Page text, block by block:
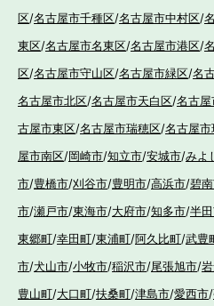
区/名古屋市千種区/名古屋市中村区/
東区/名古屋市名東区/名古屋市港区/
区/名古屋市守山区/名古屋市緑区/名
名古屋市北区/名古屋市天白区/名古
古屋市東区/名古屋市瑞穂区/名古屋
屋市南区/岡崎市/知立市/安城市/みよ
市/豊橋市/刈谷市/豊明市/高浜市/碧
市/瀬戸市/東海市/大府市/知多市/半
東郷町/幸田町/東浦町/阿久比町/武豊
市/犬山市/小牧市/稲沢市/尾張旭市/
豊山町/大口町/扶桑町/津島市/愛西市/